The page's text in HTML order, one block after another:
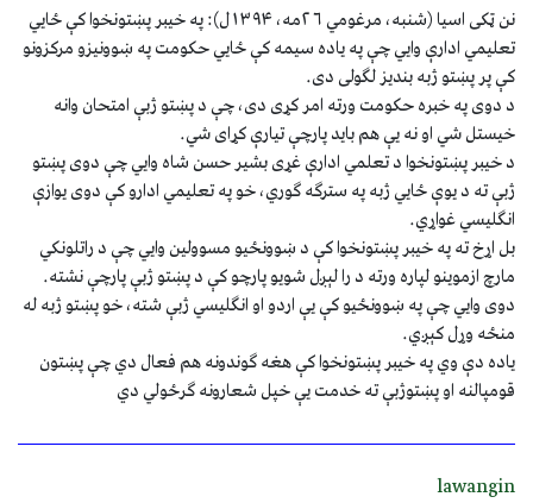
نن ټکی اسیا (شنبه، مرغومي ۲۶مه، ۱۳۹۴ل): په خیبر پښتونخوا کې ځايي
تعليمي ادارې وايي چې په یاده سیمه کې ځايي حکومت په ښوونیزو مرکزونو
کې پر پښتو ژبه بنديز لګولی دی.
د دوی په خبره حکومت ورته امر کړی دی، چې د پښتو ژبې امتحان وانه
خیستل شي او نه يې هم باید پارچې تيارې کړای شي.
د خیبر پښتونخوا د تعلمي ادارې غړی بشیر حسن شاه وايي چې دوی پښتو
ژبې ته د یوې ځايي ژبه په سترګه ګوري، خو په تعلیمي ادارو کې دوی یوازې
انګلیسي غواړي.
بل اړخ ته په خیبر پښتونخوا کې د ښوونځیو مسوولین وايي چې د راتلونکي
مارچ ازموینو لپاره ورته د را لېږل شویو پارچو کې د پښتو ژبې پارچې نشته.
دوی وايي چې په ښوونځیو کې يې اردو او انګلیسي ژبې شته، خو پښتو ژبه له
منځه وړل کېږي.
ياده دې وي په خیبر پښتونخوا کې هغه ګوندونه هم فعال دي چې پښتون
قومپالنه او پښتوژبې ته خدمت يې خپل شعارونه ګرځولي دي
lawangin